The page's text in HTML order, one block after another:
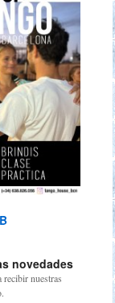
novedades
recibir nuestras